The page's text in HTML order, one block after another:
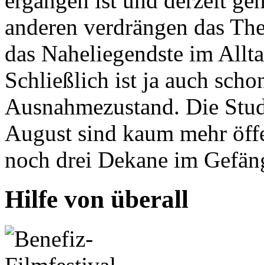
anderen verdrängen das
das Naheliegendste im
Schließlich ist ja auch
Ausnahmezustand. Die
August sind kaum mehr
noch drei Dekane im
Hilfe von überall